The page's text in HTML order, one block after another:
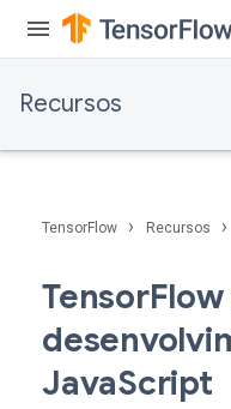
Recursos
TensorFlow › Recursos ›
JavaScript